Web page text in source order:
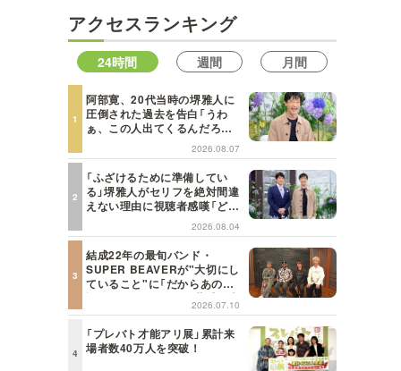
アクセスランキング
24時間 週間 月間
阿部寛、20代当時の堺雅人に
圧倒された過去を告白「うわ
ぁ、この人出てくるんだろう
な、と思った」【日曜日の初耳
学】
2026.08.07
「ふざけるために準備してい
る」堺雅人がセリフを絶対間違
えない理由に視聴者感嘆「どん
な仕事にも当てはまる」【日曜
日の初耳学】
2026.08.04
結成22年の最旬バンド・
SUPER BEAVERが"大切にし
ていること"に「だからあの歌
詞が届けられるんだ」共感の声
＜日曜日の初耳学＞ 2026.07.10
「プレバト才能アリ展」累計来
場者数40万人を突破！